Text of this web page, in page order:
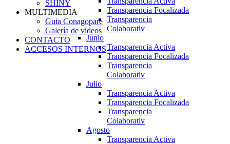
Transparencia Focalizada
Transparencia
Colaborativ
Junio
Transparencia Activa
Transparencia Focalizada
Transparencia
Colaborativ
Julio
Transparencia Activa
Transparencia Focalizada
Transparencia
Colaborativ
Agosto
Transparencia Activa
SHINY
MULTIMEDIA
Guia Conagopare
Galería de videos
CONTACTO
ACCESOS INTERNOS